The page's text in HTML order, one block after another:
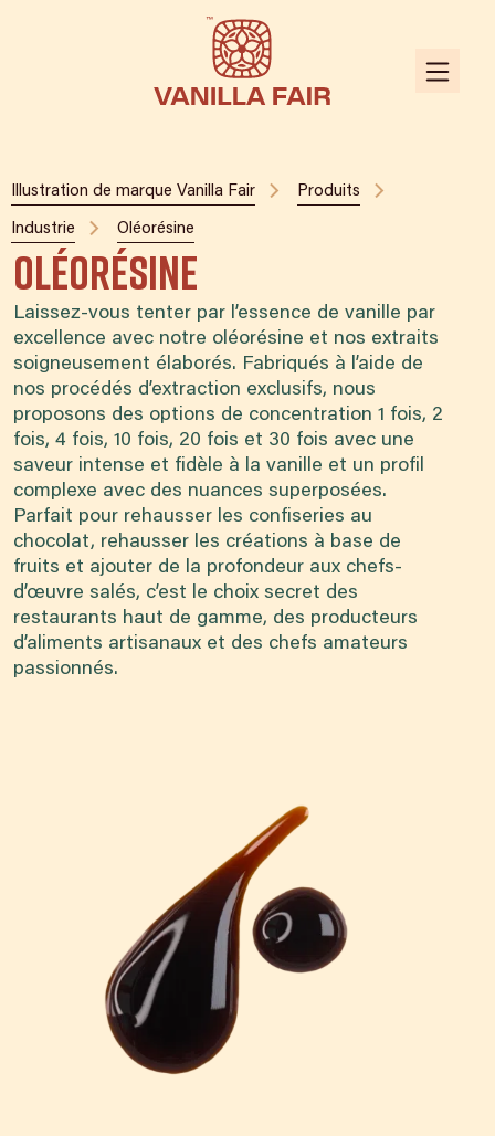
Illustration de marque Vanilla Fair Produits
Industrie Oléorésine
Oléorésine
Laissez-vous tenter par l’essence de vanille par
excellence avec notre oléorésine et nos extraits
soigneusement élaborés. Fabriqués à l’aide de
nos procédés d’extraction exclusifs, nous
proposons des options de concentration 1 fois, 2
fois, 4 fois, 10 fois, 20 fois et 30 fois avec une
saveur intense et fidèle à la vanille et un profil
complexe avec des nuances superposées.
Parfait pour rehausser les confiseries au
chocolat, rehausser les créations à base de
fruits et ajouter de la profondeur aux chefs-
d’œuvre salés, c’est le choix secret des
restaurants haut de gamme, des producteurs
d’aliments artisanaux et des chefs amateurs
passionnés.